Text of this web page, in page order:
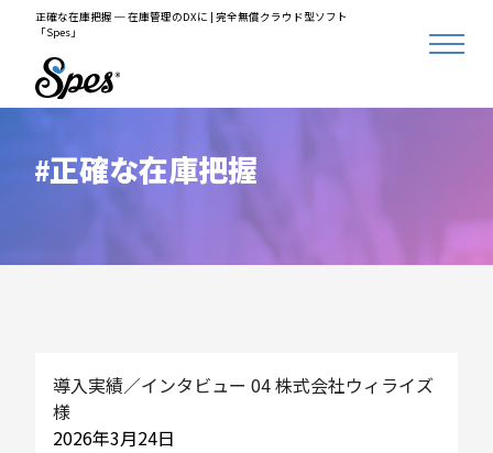
正確な在庫把握 ─ 在庫管理のDXに | 完全無償クラウド型ソフト
「Spes」
正確な在庫把握
導入実績／インタビュー 04 株式会社ウィライズ
様
2026年3月24日